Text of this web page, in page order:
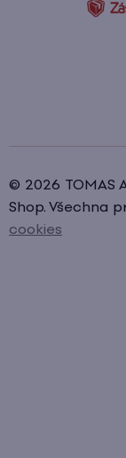
© 2026 TOMAS
Shop. Všechna
cookies